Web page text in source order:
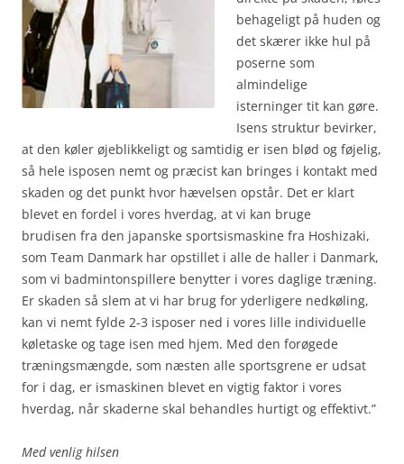
behageligt på huden og
det skærer ikke hul på
poserne som
almindelige
isterninger tit kan gøre.
Isens struktur bevirker,
at den køler øjeblikkeligt og samtidig er isen blød og føjelig,
så hele isposen nemt og præcist kan bringes i kontakt med
skaden og det punkt hvor hævelsen opstår. Det er klart
blevet en fordel i vores hverdag, at vi kan bruge
brudisen fra den japanske sportsismaskine fra Hoshizaki,
som Team Danmark har opstillet i alle de haller i Danmark,
som vi badmintonspillere benytter i vores daglige træning.
Er skaden så slem at vi har brug for yderligere nedkøling,
kan vi nemt fylde 2-3 isposer ned i vores lille individuelle
køletaske og tage isen med hjem. Med den forøgede
træningsmængde, som næsten alle sportsgrene er udsat
for i dag, er ismaskinen blevet en vigtig faktor i vores
hverdag, når skaderne skal behandles hurtigt og effektivt.”
Med venlig hilsen